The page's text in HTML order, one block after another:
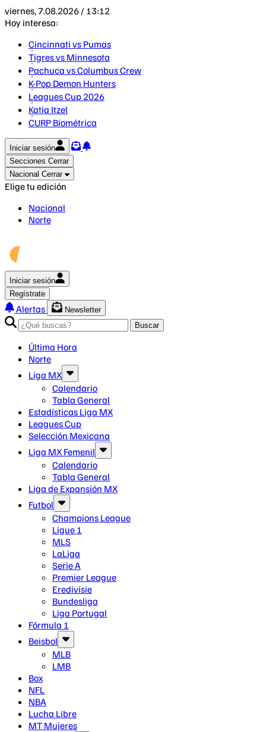
viernes, 7.08.2026 / 13:12
Hoy interesa:
Cincinnati vs Pumas
Tigres vs Minnesota
Pachuca vs Columbus Crew
K-Pop Demon Hunters
Leagues Cup 2026
Katia Itzel
CURP Biométrica
Iniciar sesión
Secciones Cerrar
Nacional Cerrar
Elige tu edición
Nacional
Norte
Iniciar sesión
Regístrate
Alertas
Newsletter
Buscar
Última Hora
Norte
Liga MX
Calendario
Tabla General
Estadísticas Liga MX
Leagues Cup
Selección Mexicana
Liga MX Femenil
Calendario
Tabla General
Liga de Expansión MX
Futbol
Champions League
Ligue 1
MLS
LaLiga
Serie A
Premier League
Eredivisie
Bundesliga
Liga Portugal
Fórmula 1
Beisbol
MLB
LMB
Box
NFL
NBA
Lucha Libre
MT Mujeres